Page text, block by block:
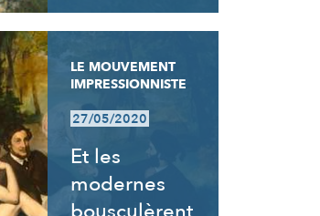
LE MOUVEMENT
IMPRESSIONNISTE
27/05/2020
Et les
modernes